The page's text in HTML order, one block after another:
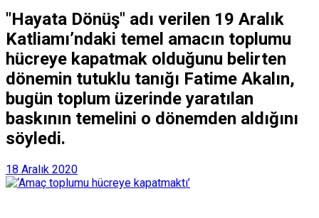
"Hayata Dönüş" adı verilen 19 Aralık
Katliamı’ndaki temel amacın toplumu
hücreye kapatmak olduğunu belirten
dönemin tutuklu tanığı Fatime Akalın,
bugün toplum üzerinde yaratılan
baskının temelini o dönemden aldığını
söyledi.
18 Aralık 2020